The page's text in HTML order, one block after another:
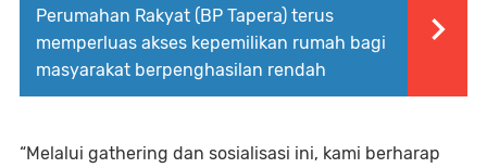
Perumahan Rakyat (BP Tapera) terus
memperluas akses kepemilikan rumah bagi
masyarakat berpenghasilan rendah
“Melalui gathering dan sosialisasi ini, kami berharap